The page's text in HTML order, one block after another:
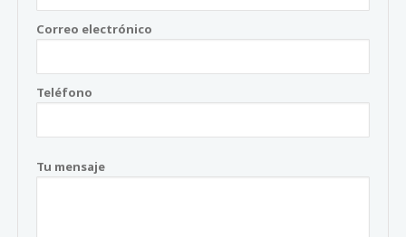
Correo electrónico
Teléfono
Tu mensaje